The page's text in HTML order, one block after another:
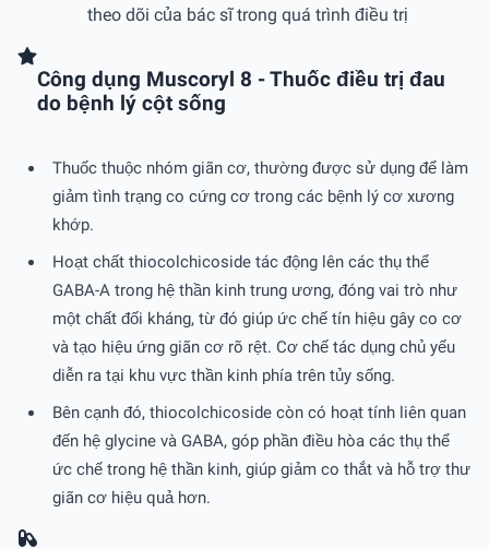
theo dõi của bác sĩ trong quá trình điều trị
Công dụng Muscoryl 8 - Thuốc điều trị đau
do bệnh lý cột sống
Thuốc thuộc nhóm giãn cơ, thường được sử dụng để làm
giảm tình trạng co cứng cơ trong các bệnh lý cơ xương
khớp.
Hoạt chất thiocolchicoside tác động lên các thụ thể
GABA-A trong hệ thần kinh trung ương, đóng vai trò như
một chất đối kháng, từ đó giúp ức chế tín hiệu gây co cơ
và tạo hiệu ứng giãn cơ rõ rệt. Cơ chế tác dụng chủ yếu
diễn ra tại khu vực thần kinh phía trên tủy sống.
Bên cạnh đó, thiocolchicoside còn có hoạt tính liên quan
đến hệ glycine và GABA, góp phần điều hòa các thụ thể
ức chế trong hệ thần kinh, giúp giảm co thắt và hỗ trợ thư
giãn cơ hiệu quả hơn.